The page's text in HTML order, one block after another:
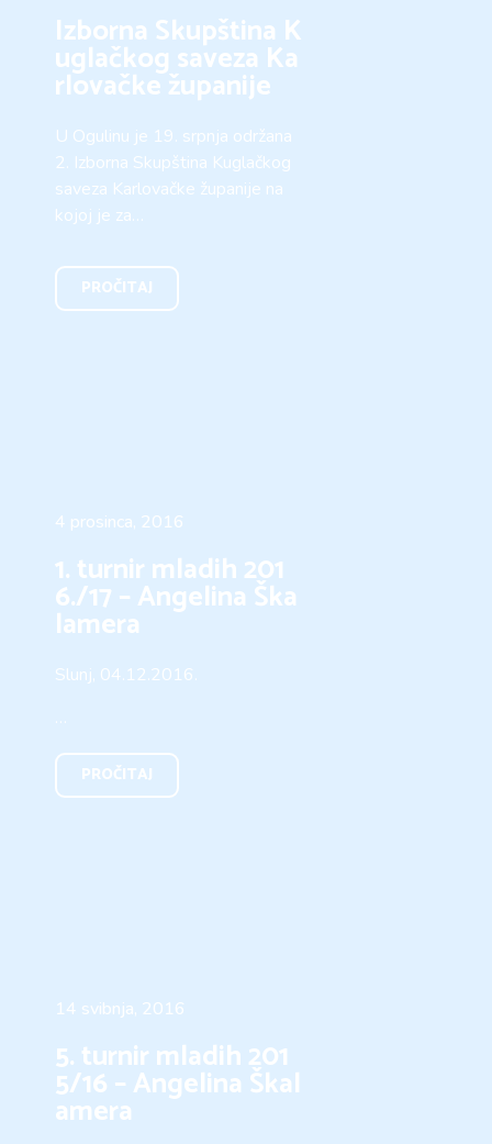
Izborna Skupština K
uglačkog saveza Ka
rlovačke županije
U Ogulinu je 19. srpnja održana
2. Izborna Skupština Kuglačkog
saveza Karlovačke županije na
kojoj je za…
PROČITAJ
4 prosinca, 2016
1. turnir mladih 201
6./17 – Angelina Ška
lamera
Slunj, 04.12.2016.
…
PROČITAJ
14 svibnja, 2016
5. turnir mladih 201
5/16 – Angelina Škal
amera